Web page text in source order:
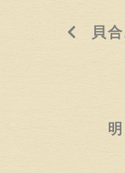
貝